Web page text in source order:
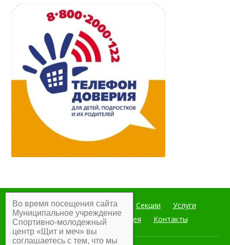
Главная Мероприятия Секции
Услуги
Документы
Фотогалерея Контакты
Во время посещения сайта
Муниципальное учреждение
Спортивно-молодежный
центр «Щит и меч» вы
соглашаетесь с тем, что мы